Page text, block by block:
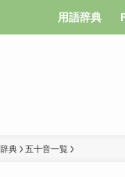
用語辞典
典 五十音一覧